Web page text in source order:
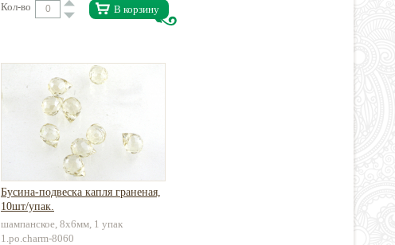
Кол-во В корзину
Бусина-подвеска капля граненая,
10шт/упак.
шампанское, 8х6мм, 1 упак
1.po.charm-8060